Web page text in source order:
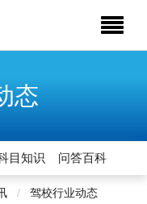
态
目知识 问答百科
驾校行业动态